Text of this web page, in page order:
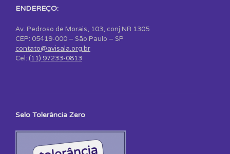
ENDEREÇO:
Av. Pedroso de Morais, 103, conj NR 1305
CEP: 05419-000 – São Paulo – SP
contato@avisala.org.br
Cel: (11) 97233-0813
Selo Tolerância Zero